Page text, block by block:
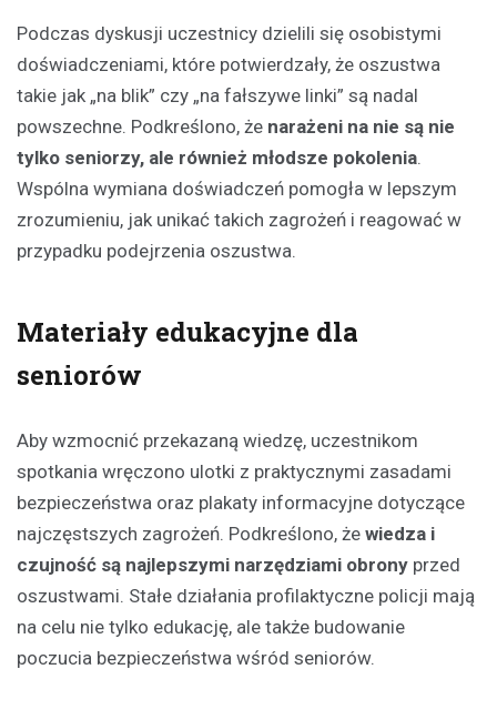
Podczas dyskusji uczestnicy dzielili się osobistymi
doświadczeniami, które potwierdzały, że oszustwa
takie jak „na blik” czy „na fałszywe linki” są nadal
powszechne. Podkreślono, że narażeni na nie są nie
tylko seniorzy, ale również młodsze pokolenia.
Wspólna wymiana doświadczeń pomogła w lepszym
zrozumieniu, jak unikać takich zagrożeń i reagować w
przypadku podejrzenia oszustwa.
Materiały edukacyjne dla
seniorów
Aby wzmocnić przekazaną wiedzę, uczestnikom
spotkania wręczono ulotki z praktycznymi zasadami
bezpieczeństwa oraz plakaty informacyjne dotyczące
najczęstszych zagrożeń. Podkreślono, że wiedza i
czujność są najlepszymi narzędziami obrony przed
oszustwami. Stałe działania profilaktyczne policji mają
na celu nie tylko edukację, ale także budowanie
poczucia bezpieczeństwa wśród seniorów.